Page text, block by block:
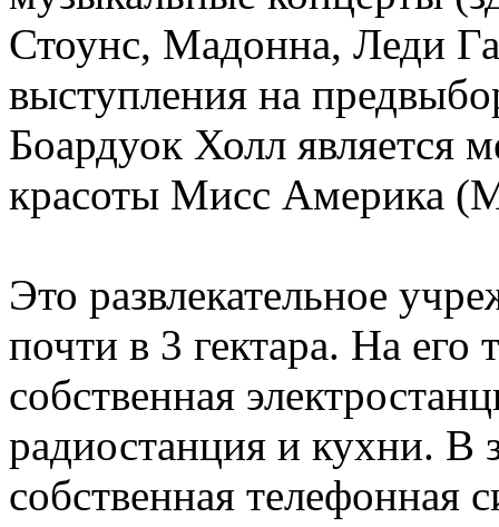
Стоунс, Мадонна, Леди
выступления на
Боардуок Холл является
красоты Мисс Америка
Это развлекательное
почти в 3 гектара. На его
собственная
радиостанция и кухни. В
собственная телефонная